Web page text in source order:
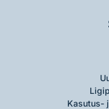
Kasutus-